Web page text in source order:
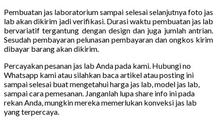
Pembuatan jas laboratorium sampai selesai selanjutnya foto jas
lab akan dikirim jadi verifikasi. Durasi waktu pembuatan jas lab
bervariatif tergantung dengan design dan juga jumlah antrian.
Sesudah pembayaran pelunasan pembayaran dan ongkos kirim
dibayar barang akan dikirim.
Percayakan pesanan jas lab Anda pada kami. Hubungi no
Whatsapp kami atau silahkan baca artikel atau posting ini
sampai selesai buat mengetahui harga jas lab, model jas lab,
sampai cara pemesanan. Janganlah lupa share info ini pada
rekan Anda, mungkin mereka memerlukan konveksi jas lab
yang terpercaya.